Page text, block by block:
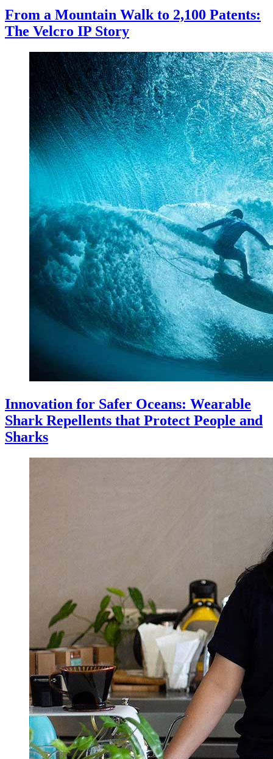
From a Mountain Walk to 2,100 Patents:
The Velcro IP Story
Innovation for Safer Oceans: Wearable
Shark Repellents that Protect People and
Sharks